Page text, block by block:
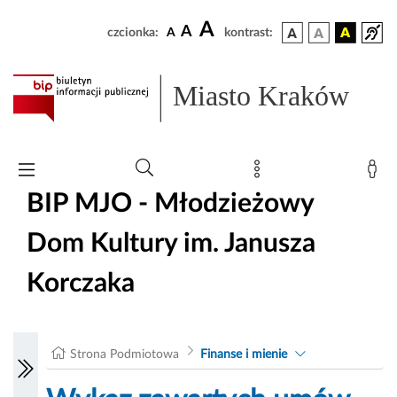
czcionka: A A A kontrast:
Miasto Kraków
BIP MJO - Młodzieżowy
Dom Kultury im. Janusza
Korczaka
Strona Podmiotowa Finanse i mienie